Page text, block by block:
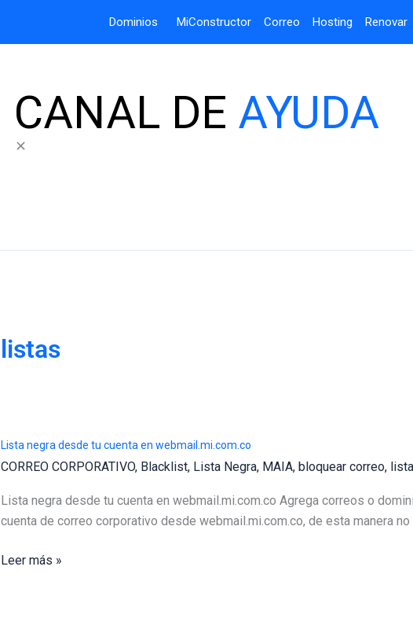
Dominios MiConstructor Correo Hosting Renovar
CANAL DE AYUDA
listas
Lista negra desde tu cuenta en webmail.mi.com.co
CORREO CORPORATIVO, Blacklist, Lista Negra, MAIA, bloquear correo,
Lista negra desde tu cuenta en webmail.mi.com.co Agrega correos o
cuenta de correo corporativo desde webmail.mi.com.co, de esta manera no
Lista
Leer más »